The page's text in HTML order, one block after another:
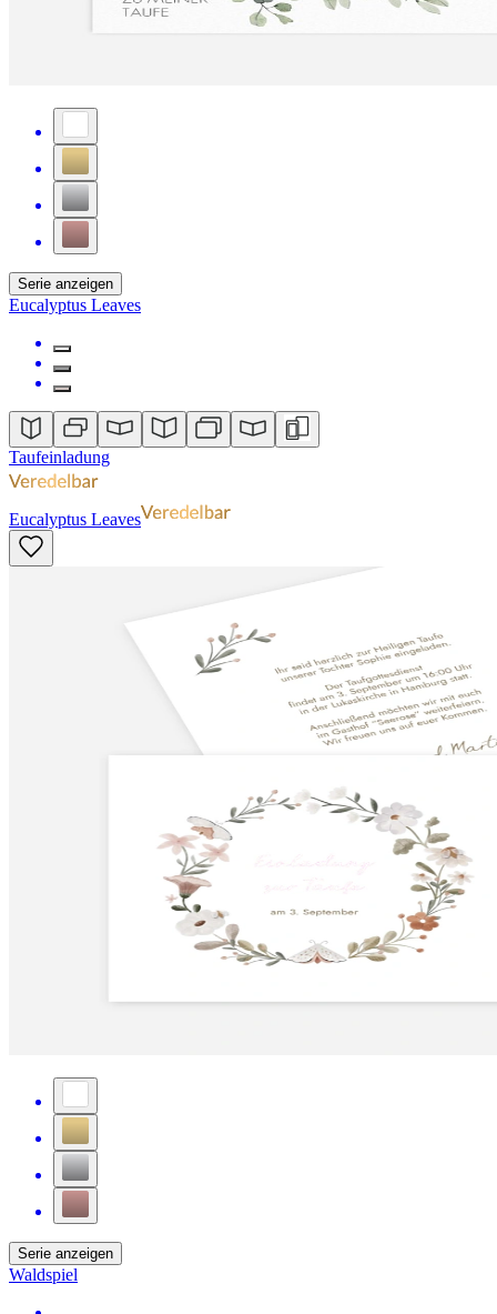
Serie anzeigen
Eucalyptus Leaves
Taufeinladung
Eucalyptus Leaves
Serie anzeigen
Waldspiel